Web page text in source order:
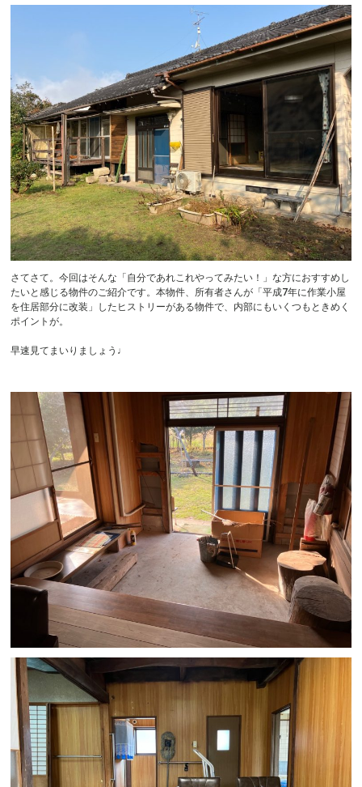
さてさて。今回はそんな「自分であれこれやってみたい！」な方におすすめし
たいと感じる物件のご紹介です。本物件、所有者さんが「平成7年に作業小屋
を住居部分に改装」したヒストリーがある物件で、内部にもいくつもときめく
ポイントが。
早速見てまいりましょう♩